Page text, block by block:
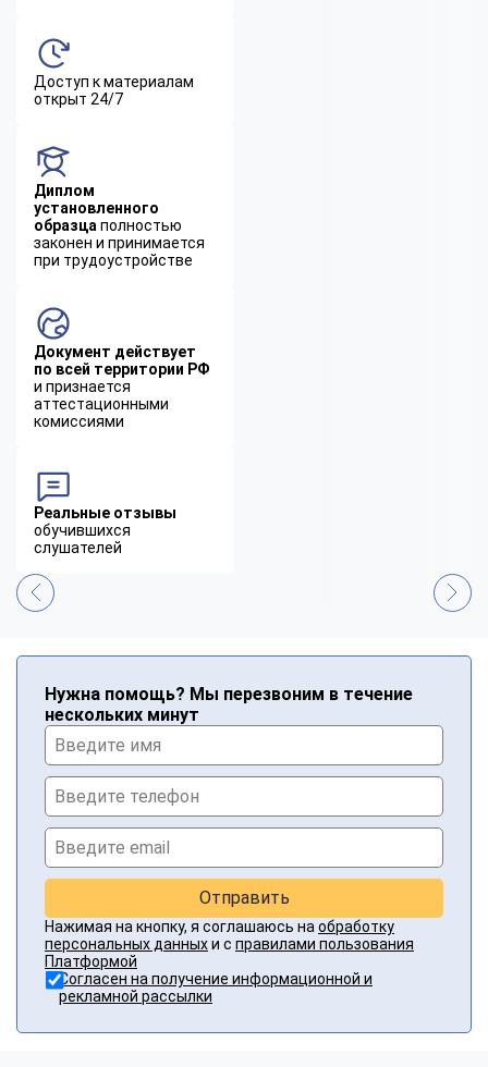
Доступ к материалам
открыт 24/7
Диплом
установленного
образца полностью
законен и принимается
при трудоустройстве
Документ действует
по всей территории РФ
и признается
аттестационными
комиссиями
Реальные отзывы
обучившихся
слушателей
Нужна помощь? Мы перезвоним в течение
нескольких минут
Отправить
Нажимая на кнопку, я соглашаюсь на обработку
персональных данныхи с правилами пользования
Платформой
Согласен на получение информационной и
рекламной рассылки